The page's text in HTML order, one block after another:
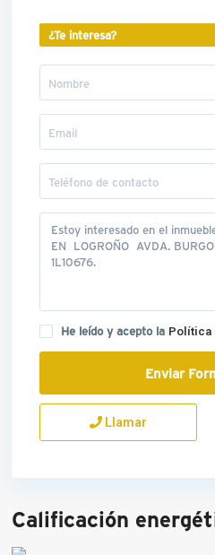
¿Te interesa?
He leído y acepto la Política
Llamar
Calificación